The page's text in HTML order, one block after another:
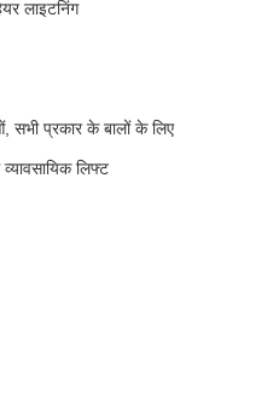
लाइटनिंग
सभी प्रकार के बालों के लिए
लिफ्ट